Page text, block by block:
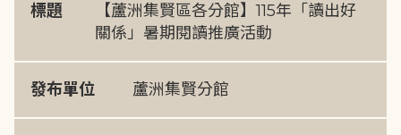
標題
【蘆洲集賢區各分館】115年「讀出好
關係」暑期閱讀推廣活動
發布單位 蘆洲集賢分館